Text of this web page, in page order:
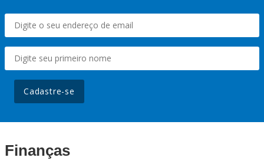
Cadastre-se
Finanças